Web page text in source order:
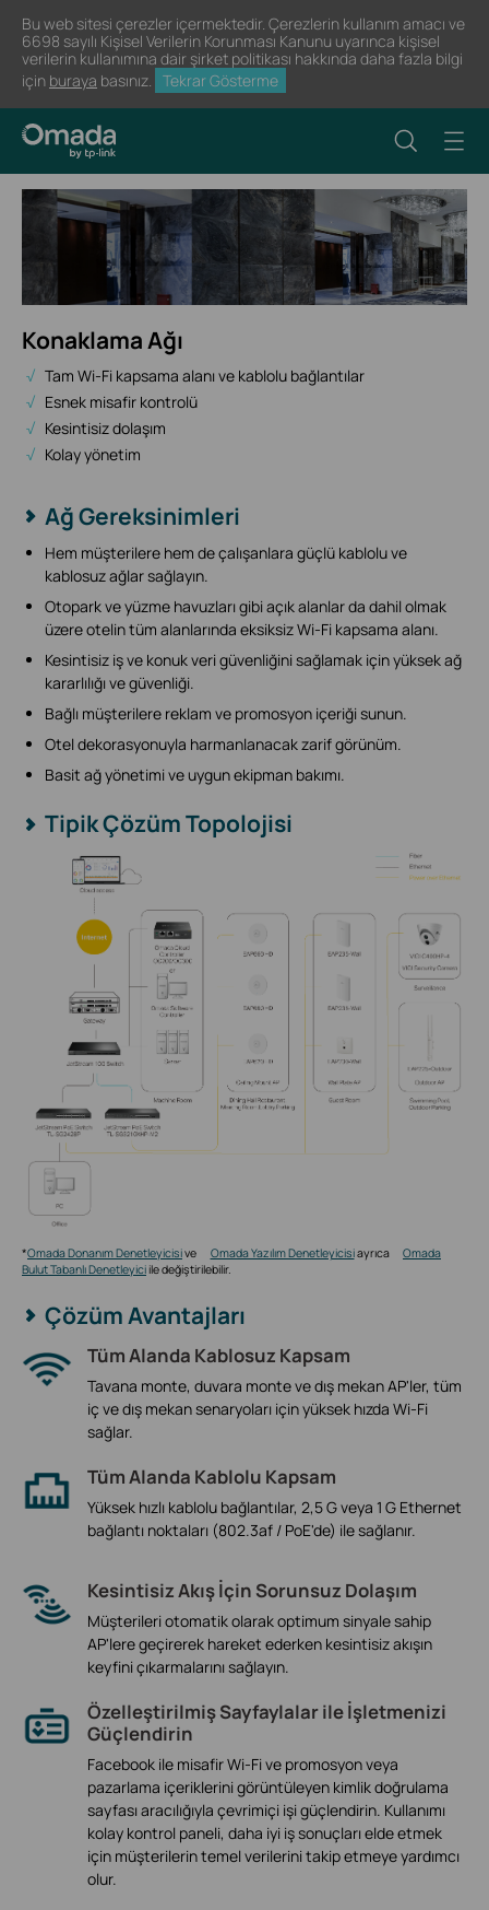
Bu web sitesi çerezler içermektedir. Çerezlerin kullanım amacı ve
6698 sayılı Kişisel Verilerin Korunması Kanunu uyarınca kişisel
verilerin kullanımına dair şirket politikası hakkında daha fazla bilgi
için buraya basınız. Tekrar Gösterme
Konaklama Ağı
Tam Wi-Fi kapsama alanı ve kablolu bağlantılar
Esnek misafir kontrolü
Kesintisiz dolaşım
Kolay yönetim
Ağ Gereksinimleri
Hem müşterilere hem de çalışanlara güçlü kablolu ve
kablosuz ağlar sağlayın.
Otopark ve yüzme havuzları gibi açık alanlar da dahil olmak
üzere otelin tüm alanlarında eksiksiz Wi-Fi kapsama alanı.
Kesintisiz iş ve konuk veri güvenliğini sağlamak için yüksek ağ
kararlılığı ve güvenliği.
Bağlı müşterilere reklam ve promosyon içeriği sunun.
Otel dekorasyonuyla harmanlanacak zarif görünüm.
Basit ağ yönetimi ve uygun ekipman bakımı.
Tipik Çözüm Topolojisi
*Omada Donanım Denetleyicisive Omada Yazılım Denetleyicisiayrıca
Omada
Bulut Tabanlı Denetleyiciile değiştirilebilir.
Çözüm Avantajları
Tüm Alanda Kablosuz Kapsam
Tavana monte, duvara monte ve dış mekan AP'ler, tüm
iç ve dış mekan senaryoları için yüksek hızda Wi-Fi
sağlar.
Tüm Alanda Kablolu Kapsam
Yüksek hızlı kablolu bağlantılar, 2,5 G veya 1 G Ethernet
bağlantı noktaları (802.3af / PoE'de) ile sağlanır.
Kesintisiz Akış İçin Sorunsuz Dolaşım
Müşterileri otomatik olarak optimum sinyale sahip
AP'lere geçirerek hareket ederken kesintisiz akışın
keyfini çıkarmalarını sağlayın.
Özelleştirilmiş Sayfaylalar ile İşletmenizi
Güçlendirin
Facebook ile misafir Wi-Fi ve promosyon veya
pazarlama içeriklerini görüntüleyen kimlik doğrulama
sayfası aracılığıyla çevrimiçi işi güçlendirin. Kullanımı
kolay kontrol paneli, daha iyi iş sonuçları elde etmek
için müşterilerin temel verilerini takip etmeye yardımcı
olur.